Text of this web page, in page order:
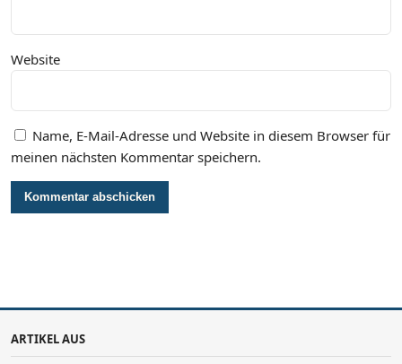
Website
Name, E-Mail-Adresse und Website in diesem Browser für
meinen nächsten Kommentar speichern.
ARTIKEL AUS